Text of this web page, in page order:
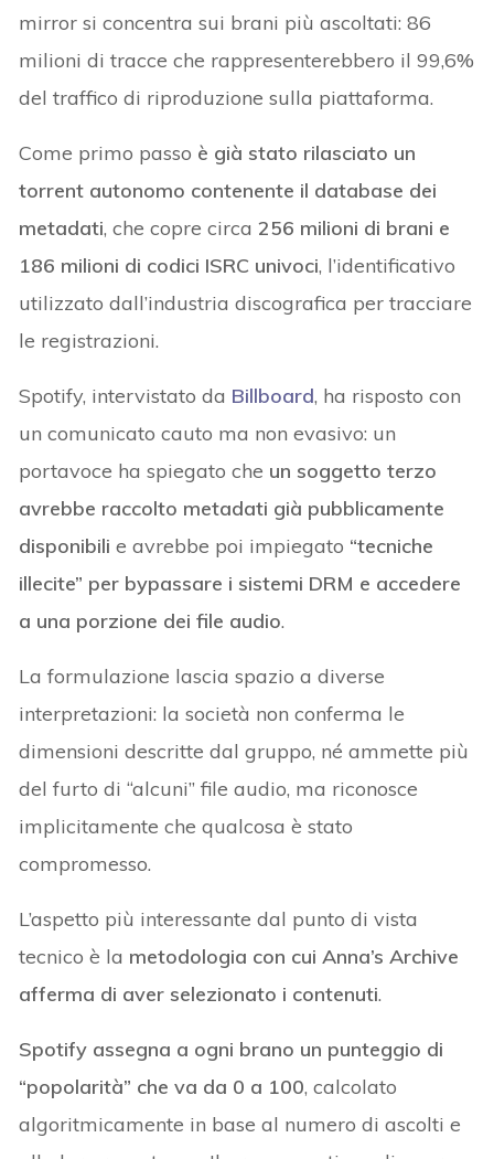
mirror si concentra sui brani più ascoltati: 86
milioni di tracce che rappresenterebbero il 99,6%
del traffico di riproduzione sulla piattaforma.
Come primo passo è già stato rilasciato un
torrent autonomo contenente il database dei
metadati, che copre circa256 milioni di brani e
186 milioni di codici ISRC univoci, l’identificativo
utilizzato dall’industria discografica per tracciare
le registrazioni.
Spotify, intervistato da Billboard, ha risposto con
un comunicato cauto ma non evasivo: un
portavoce ha spiegato che un soggetto terzo
avrebbe raccolto metadati già pubblicamente
disponibili e avrebbe poi impiegato “tecniche
illecite” per bypassare i sistemi DRM e accedere
a una porzione dei file audio.
La formulazione lascia spazio a diverse
interpretazioni: la società non conferma le
dimensioni descritte dal gruppo, né ammette più
del furto di “alcuni” file audio, ma riconosce
implicitamente che qualcosa è stato
compromesso.
L’aspetto più interessante dal punto di vista
tecnico è la metodologia con cui Anna’s Archive
afferma di aver selezionato i contenuti.
Spotify assegna a ogni brano un punteggio di
“popolarità” che va da 0 a 100, calcolato
algoritmicamente in base al numero di ascolti e